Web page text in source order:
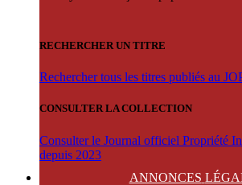
RECHERCHER UN TITRE
Rechercher tous les titres publiés au
CONSULTER LA COLLECTION
Consulter le Journal officiel Propriété
depuis 2023
ANNONCES